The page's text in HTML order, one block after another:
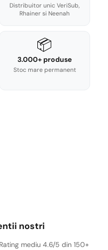
Distribuitor unic VeriSub,
Rhainer si Neenah
📦
3.000+ produse
Stoc mare permanent
nostri
Rating mediu 4.6/5 din 150+